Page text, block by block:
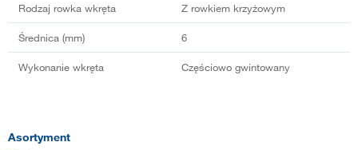
Rodzaj rowka wkręta Z rowkiem krzyżowym
Średnica (mm) 6
Wykonanie wkręta Częściowo gwintowany
Asortyment